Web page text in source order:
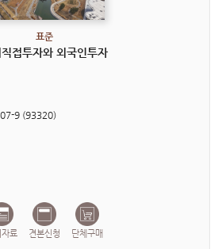
표준
접투자와 외국인투자
9 (93320)
자료 견본신청 단체구매